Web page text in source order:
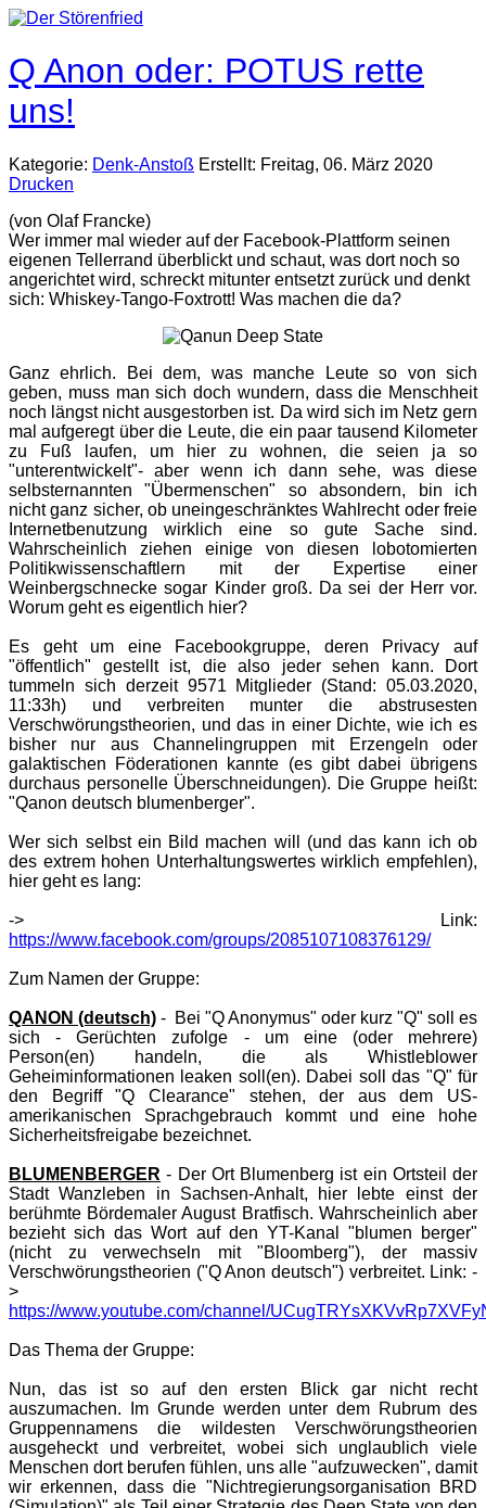
Q Anon oder: POTUS rette
uns!
Kategorie: Denk-Anstoß Erstellt: Freitag, 06. März 2020
Drucken
(von Olaf Francke)
Wer immer mal wieder auf der Facebook-Plattform seinen
eigenen Tellerrand überblickt und schaut, was dort noch so
angerichtet wird, schreckt mitunter entsetzt zurück und denkt
sich: Whiskey-Tango-Foxtrott! Was machen die da?
Ganz ehrlich. Bei dem, was manche Leute so von sich
geben, muss man sich doch wundern, dass die Menschheit
noch längst nicht ausgestorben ist. Da wird sich im Netz gern
mal aufgeregt über die Leute, die ein paar tausend Kilometer
zu Fuß laufen, um hier zu wohnen, die seien ja so
"unterentwickelt"- aber wenn ich dann sehe, was diese
selbsternannten "Übermenschen" so absondern, bin ich
nicht ganz sicher, ob uneingeschränktes Wahlrecht oder freie
Internetbenutzung wirklich eine so gute Sache sind.
Wahrscheinlich ziehen einige von diesen lobotomierten
Politikwissenschaftlern mit der Expertise einer
Weinbergschnecke sogar Kinder groß. Da sei der Herr vor.
Worum geht es eigentlich hier?
Es geht um eine Facebookgruppe, deren Privacy auf
"öffentlich" gestellt ist, die also jeder sehen kann. Dort
tummeln sich derzeit 9571 Mitglieder (Stand: 05.03.2020,
11:33h) und verbreiten munter die abstrusesten
Verschwörungstheorien, und das in einer Dichte, wie ich es
bisher nur aus Channelingruppen mit Erzengeln oder
galaktischen Föderationen kannte (es gibt dabei übrigens
durchaus personelle Überschneidungen). Die Gruppe heißt:
"Qanon deutsch blumenberger".
Wer sich selbst ein Bild machen will (und das kann ich ob
des extrem hohen Unterhaltungswertes wirklich empfehlen),
hier geht es lang:
-> Link:
https://www.facebook.com/groups/2085107108376129/
Zum Namen der Gruppe:
QANON (deutsch) - Bei "Q Anonymus" oder kurz "Q" soll es
sich - Gerüchten zufolge - um eine (oder mehrere)
Person(en) handeln, die als Whistleblower
Geheiminformationen leaken soll(en). Dabei soll das "Q" für
den Begriff "Q Clearance" stehen, der aus dem US-
amerikanischen Sprachgebrauch kommt und eine hohe
Sicherheitsfreigabe bezeichnet.
BLUMENBERGER - Der Ort Blumenberg ist ein Ortsteil der
Stadt Wanzleben in Sachsen-Anhalt, hier lebte einst der
berühmte Bördemaler August Bratfisch. Wahrscheinlich aber
bezieht sich das Wort auf den YT-Kanal "blumen berger"
(nicht zu verwechseln mit "Bloomberg"), der massiv
Verschwörungstheorien ("Q Anon deutsch") verbreitet. Link: -
>
https://www.youtube.com/channel/
Das Thema der Gruppe:
Nun, das ist so auf den ersten Blick gar nicht recht
auszumachen. Im Grunde werden unter dem Rubrum des
Gruppennamens die wildesten Verschwörungstheorien
ausgeheckt und verbreitet, wobei sich unglaublich viele
Menschen dort berufen fühlen, uns alle "aufzuwecken", damit
wir erkennen, dass die "Nichtregierungsorganisation BRD